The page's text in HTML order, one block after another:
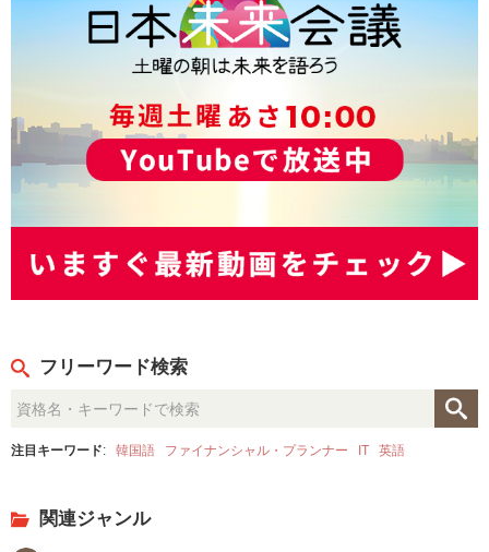
フリーワード検索
注目キーワード: 韓国語 ファイナンシャル・プランナー IT 英語
関連ジャンル